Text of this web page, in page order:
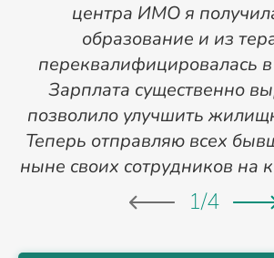
центра ИМО я
образование и из
переквалифицировалась в
Зарплата существенно
позволило улучшить
Теперь отправляю всех
ныне своих сотрудников на
1/4